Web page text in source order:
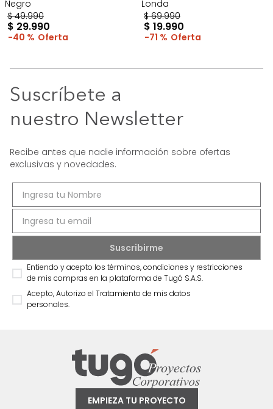
Negro
$ 49.990
$ 29.990
40 %
Londa
$ 69.990
$ 19.990
71 %
Suscríbete a
nuestro Newsletter
Recibe antes que nadie información sobre ofertas
exclusivas y novedades.
Entiendo y acepto los términos, condiciones y restricciones
de mis compras en la plataforma de Tugó S.A.S.
Acepto, Autorizo el Tratamiento de mis datos
personales.
EMPIEZA TU PROYECTO